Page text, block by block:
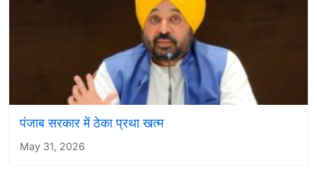
पंजाब सरकार में ठेका प्रथा खत्म
May 31, 2026